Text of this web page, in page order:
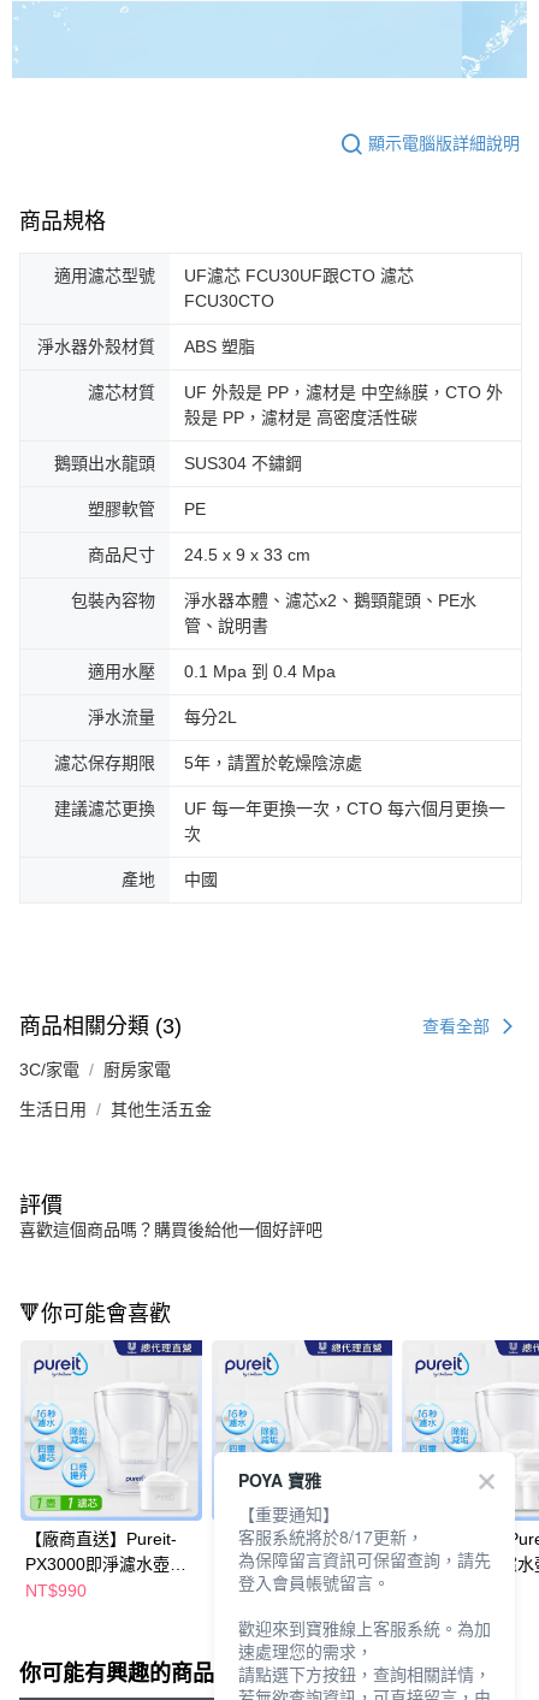
顯示電腦版詳細說明
商品規格
適用濾芯型號
UF濾芯 FCU30UF跟CTO 濾芯
FCU30CTO
淨水器外殼材質 ABS 塑脂
濾芯材質
UF 外殼是 PP，濾材是 中空絲膜，CTO 外
殼是 PP，濾材是 高密度活性碳
鵝頸出水龍頭 SUS304 不鏽鋼
塑膠軟管 PE
商品尺寸 24.5 x 9 x 33 cm
包裝內容物
淨水器本體、濾芯x2、鵝頸龍頭、PE水
管、說明書
適用水壓 0.1 Mpa 到 0.4 Mpa
淨水流量 每分2L
濾芯保存期限 5年，請置於乾燥陰涼處
建議濾芯更換
UF 每一年更換一次，CTO 每六個月更換一
次
產地 中國
商品相關分類 (3) 查看全部
3C/家電 廚房家電
生活日用 其他生活五金
評價
喜歡這個商品嗎？購買後給他一個好評吧
🔻你可能會喜歡
【廠商直送】Pureit-
PX3000即淨濾水壺
2.5L+濾芯1入
NT$990
【廠商直送】Pureit-
PX3000即淨濾水壺
2.5L+濾芯4入
NT$1,490
【廠商直送】
PX3000即淨濾水
你可能有興趣的商品 全站排行
POYA 寶雅
【重要通知】
客服系統將於8/17更新，
為保障留言資訊可保留查詢，請先
登入會員帳號留言。
歡迎來到寶雅線上客服系統。為加
速處理您的需求，
請點選下方按鈕，查詢相關詳情，